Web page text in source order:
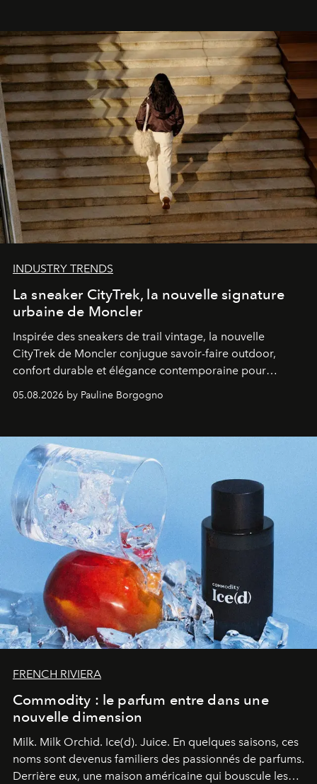
INDUSTRY TRENDS
La sneaker CityTrek, la nouvelle signature
urbaine de Moncler
Inspirée des sneakers de trail vintage, la nouvelle
CityTrek de Moncler conjugue savoir-faire outdoor,
confort durable et élégance contemporaine pour
accompagner les explorations du quotidien.
05.08.2026 by Pauline Borgogno
FRENCH RIVIERA
Commodity : le parfum entre dans une
nouvelle dimension
Milk. Milk Orchid. Ice(d). Juice. En quelques saisons, ces
noms sont devenus familiers des passionnés de parfums.
Derrière eux, une maison américaine qui bouscule les